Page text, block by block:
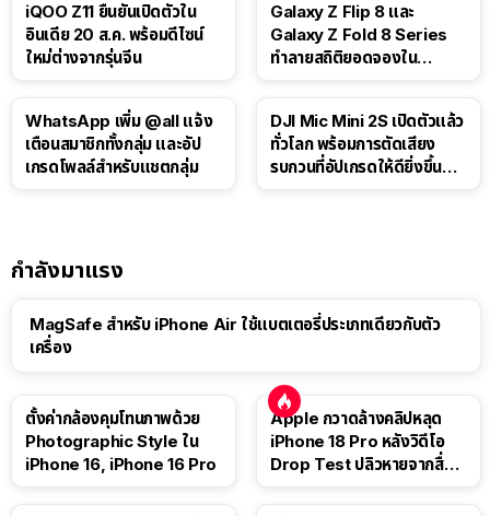
iQOO Z11 ยืนยันเปิดตัวใน
อินเดีย 20 ส.ค. พร้อมดีไซน์
ใหม่ต่างจากรุ่นจีน
Galaxy Z Flip 8 และ
Galaxy Z Fold 8 Series
ทำลายสถิติยอดจองใน
WhatsApp เพิ่ม @all แจ้ง
เตือนสมาชิกทั้งกลุ่ม และอัป
เกรดโพลล์สำหรับแชตกลุ่ม
DJI Mic Mini 2S เปิดตัวแล้ว
ทั่วโลก พร้อมการตัดเสียง
รบกวนที่อัปเกรดให้ดียิ่งขึ้น
กำลังมาแรง
MagSafe สำหรับ iPhone Air ใช้แบตเตอรี่ประเภทเดียวกับตัว
เครื่อง
ตั้งค่ากล้องคุมโทนภาพด้วย
Photographic Style ใน
iPhone 16, iPhone 16 Pro
Apple กวาดล้างคลิปหลุด
iPhone 18 Pro หลังวิดีโอ
Drop Test ปลิวหายจากสื่อ